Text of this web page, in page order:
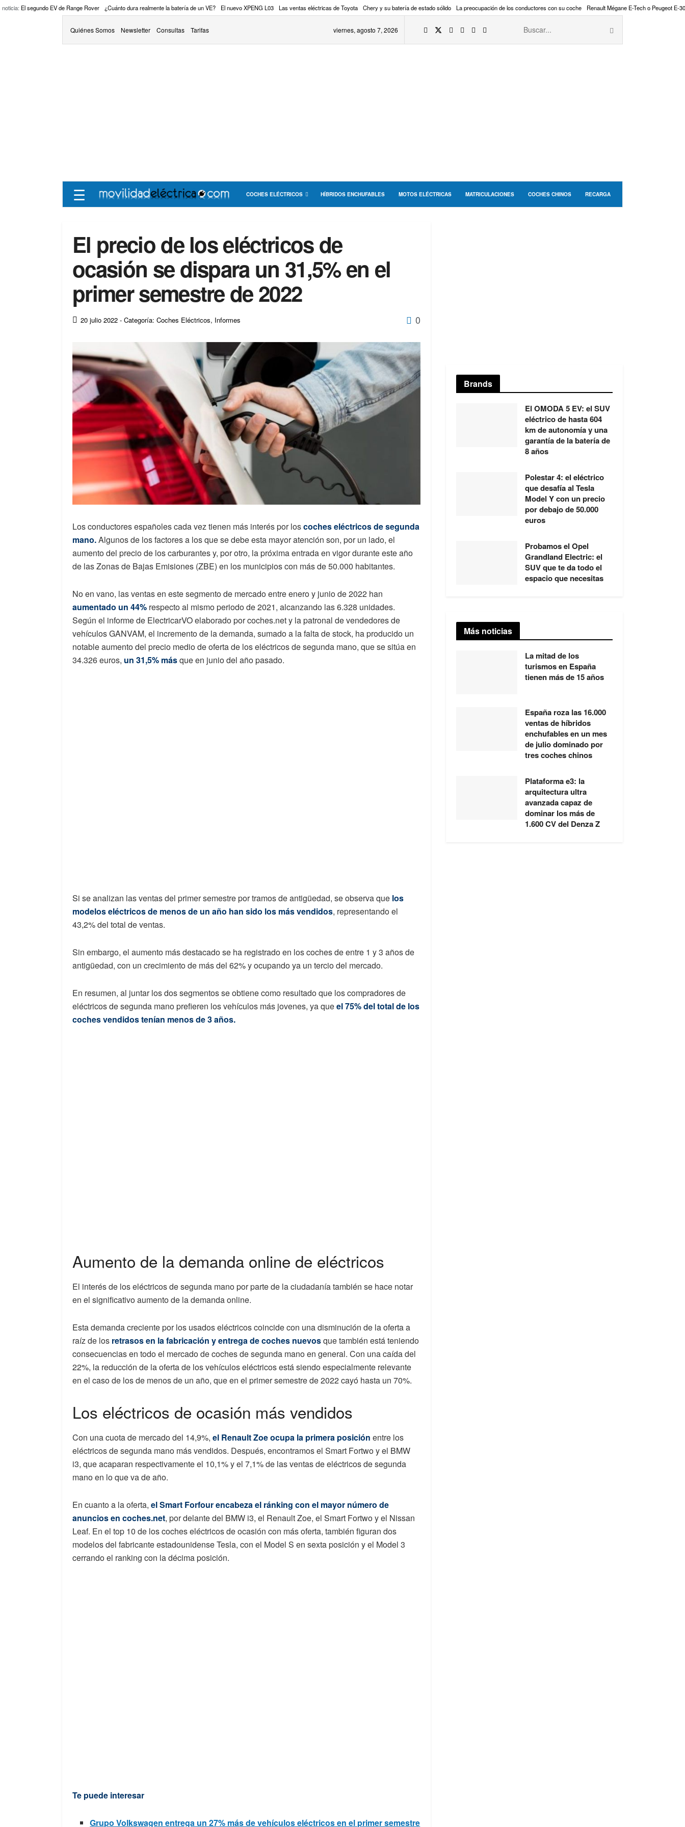
noticia: El segundo EV de Range Rover ¿Cuánto dura realmente la batería de un VE? El nuevo XPENG L03 Las ventas eléctricas de Toyota Chery y su batería de estado sólido La preocupación de los conductores con su coche Renault Mégane E-Tech o Peugeot E-
Quiénes Somos Newsletter Consultas Tarifas viernes, agosto 7, 2026
☰ COCHES ELÉCTRICOS HÍBRIDOS ENCHUFABLES MOTOS ELÉCTRICAS MATRICULACIONES COCHES CHINOS RECARGA
El precio de los eléctricos de
ocasión se dispara un 31,5% en el
primer semestre de 2022
20 julio 2022 - Categoría: Coches Eléctricos, Informes 0
Los conductores españoles cada vez tienen más interés por loscoches eléctricos de segunda
mano.Algunos de los factores a los que se debe esta mayor atención son, por un lado, el
aumento del precio de los carburantes y, por otro, la próxima entrada en vigor durante este año
de las Zonas de Bajas Emisiones (ZBE) en los municipios con más de 50.000 habitantes.
No en vano, las ventas en este segmento de mercado entre enero y junio de 2022 han
aumentado un 44% respecto al mismo periodo de 2021, alcanzando las 6.328 unidades.
Según el informe de ElectricarVO elaborado por coches.net y la patronal de vendedores de
vehículos GANVAM, el incremento de la demanda, sumado a la falta de stock, ha producido un
notable aumento del precio medio de oferta de los eléctricos de segunda mano, que se sitúa en
34.326 euros, un 31,5% másque en junio del año pasado.
Si se analizan las ventas del primer semestre por tramos de antigüedad, se observa que los
modelos eléctricos de menos de un año han sido los más vendidos, representando el
43,2% del total de ventas.
Sin embargo, el aumento más destacado se ha registrado en los coches de entre 1 y 3 años de
antigüedad, con un crecimiento de más del 62% y ocupando ya un tercio del mercado.
En resumen, al juntar los dos segmentos se obtiene como resultado que los compradores de
eléctricos de segunda mano prefieren los vehículos más jovenes, ya queel 75% del total de los
coches vendidos tenían menos de 3 años.
Aumento de la demanda online de eléctricos
El interés de los eléctricos de segunda mano por parte de la ciudadanía también se hace notar
en el significativo aumento de la demanda online.
Esta demanda creciente por los usados eléctricos coincide con una disminución de la oferta a
raíz de los retrasos en la fabricación y entrega de coches nuevosque también está teniendo
consecuenciasen todo el mercado de coches de segunda mano en general. Con una caída del
22%, la reducción de la oferta de los vehículos eléctricos está siendo especialmente relevante
en el caso de los de menosde un año, que en el primer semestre de 2022 cayó hasta un 70%.
Los eléctricos de ocasión más vendidos
Con una cuota de mercado del 14,9%, el Renault Zoe ocupa la primera posición entre los
eléctricos de segunda mano más vendidos. Después, encontramosel Smart Fortwoyel BMW
i3, queacaparan respectivamente el 10,1% y el 7,1% de las ventas de eléctricos de segunda
mano en lo que va de año.
En cuanto a la oferta, elSmart Forfourencabeza el ránking con el mayor número de
anuncios en coches.net, por delante del BMW i3, el Renault Zoe, el Smart Fortwo y el Nissan
Leaf. En el top 10 de loscocheseléctricosdeocasión con másoferta, también figuran dos
modelosdel fabricanteestadounidense Tesla, con el Model S en sexta posición y el Model 3
cerrando el ranking con la décimaposición.
Te puede interesar
Grupo Volkswagen entrega un 27% más de vehículos eléctricos en el primer semestre
Brands
El OMODA 5 EV: el SUV
eléctrico de hasta 604
km de autonomía y una
garantía de la batería de
8 años
Polestar 4: el eléctrico
que desafía al Tesla
Model Y con un precio
por debajo de 50.000
euros
Probamos el Opel
Grandland Electric: el
SUV que te da todo el
espacio que necesitas
Más noticias
La mitad de los
turismos en España
tienen más de 15 años
España roza las 16.000
ventas de híbridos
enchufables en un mes
de julio dominado por
tres coches chinos
Plataforma e3: la
arquitectura ultra
avanzada capaz de
dominar los más de
1.600 CV del Denza Z